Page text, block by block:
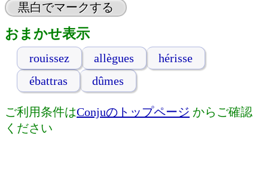
黒白でマークする
おまかせ表示
rouissez allègues
hérisse
ébattras
dûmes
ご利用条件はConjuのトップページ からご確認
ください